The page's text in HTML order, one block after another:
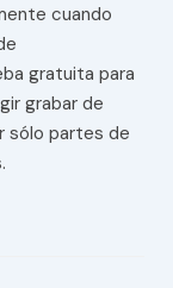
cuando
gratuita para
grabar de
sólo partes de